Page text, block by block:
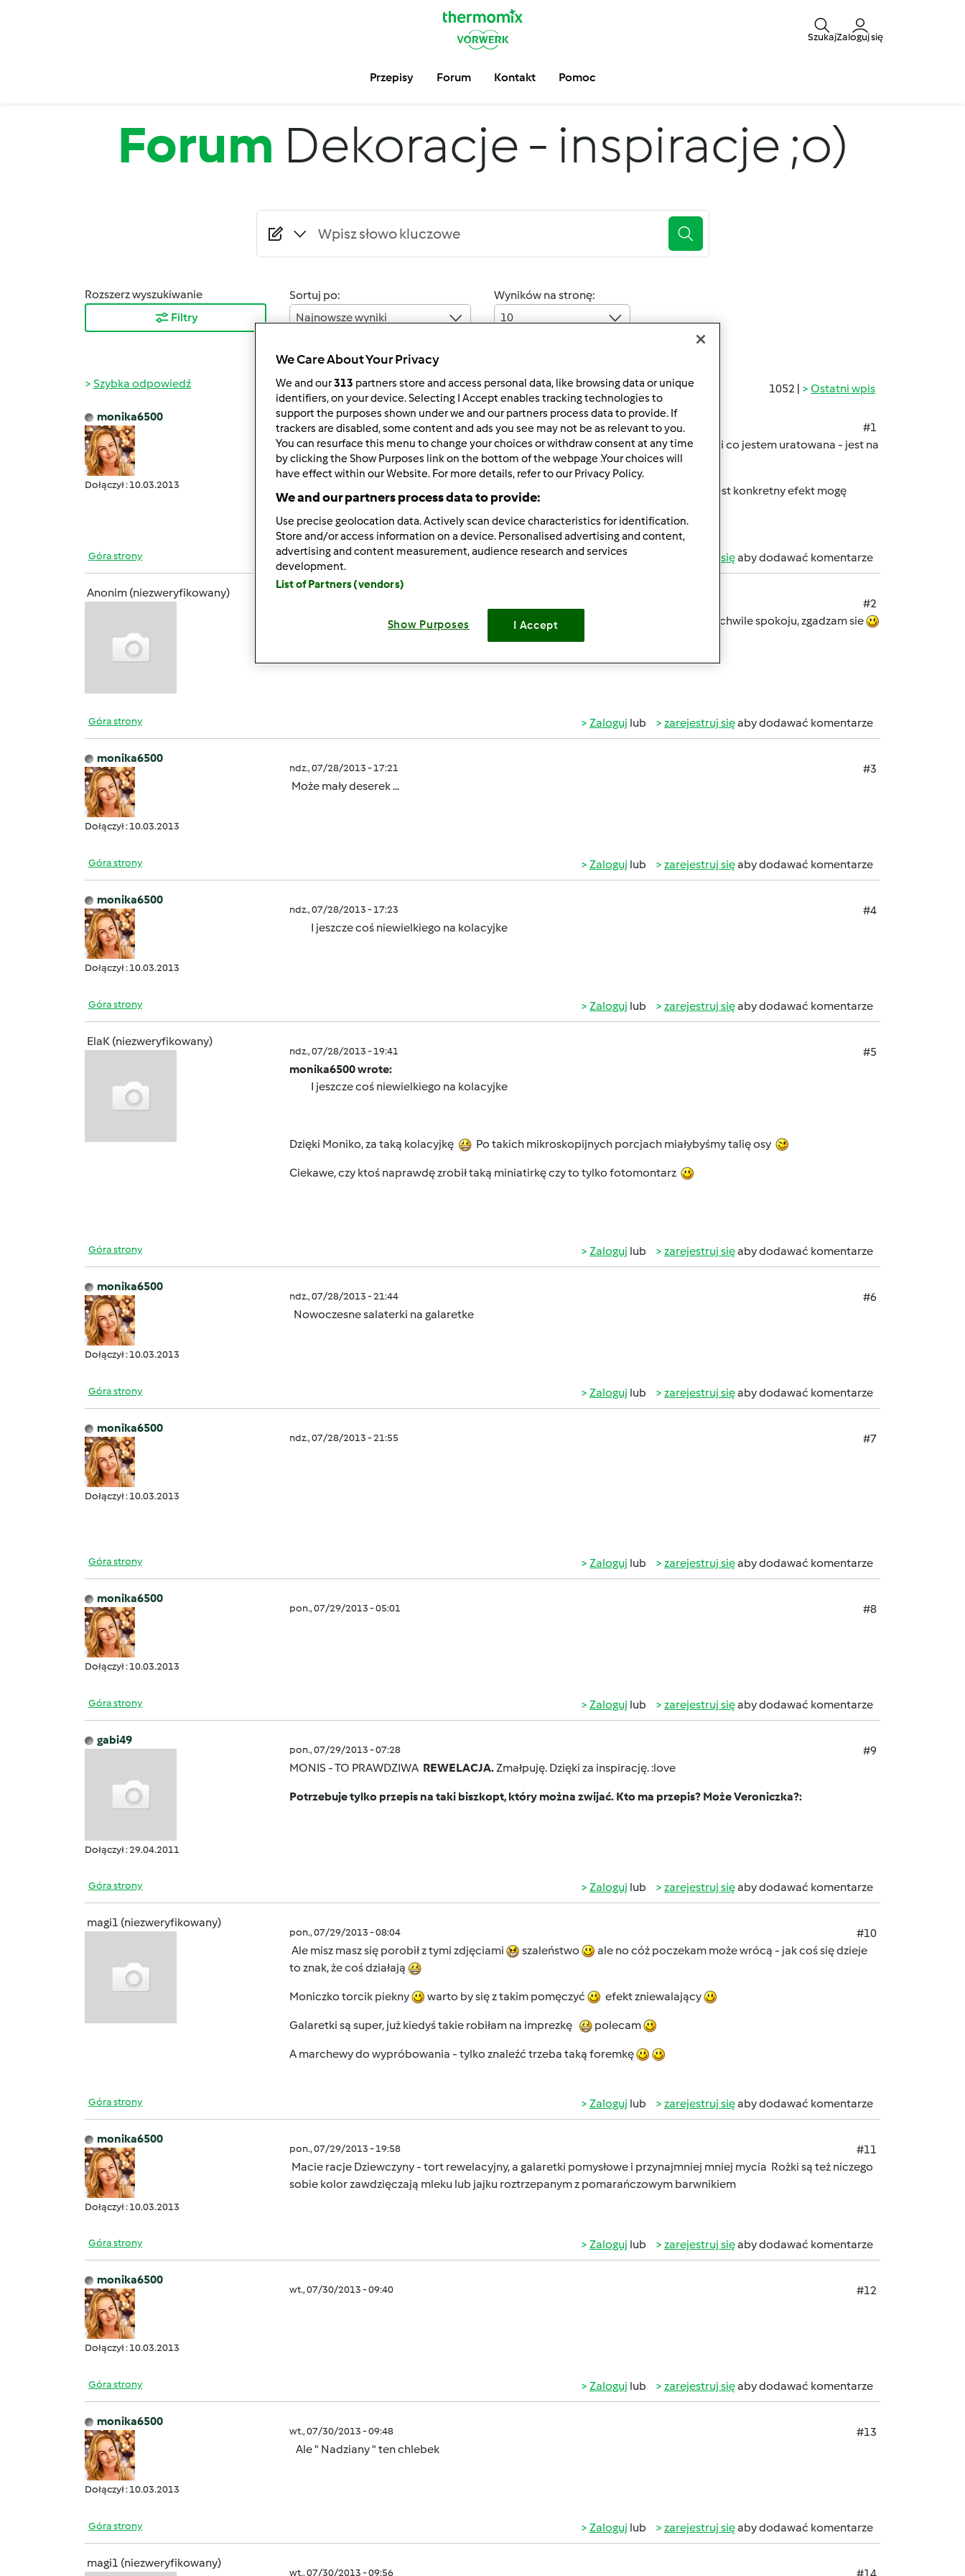
SzukajZaloguj się
Przepisy Forum Kontakt Pomoc
Forum Dekoracje - inspiracje ;o)
Rozszerz wyszukiwanie
Filtry
Sortuj po:
Najnowsze wyniki
Wyników na stronę:
10
1052 | Ostatni wpis
Szybka odpowiedź
monika6500
Dołączył : 10.03.2013
ndz., 07/28/2013 - 08:42
#1
Verciu okazja do zrobienia by się znalazła gdyż mój brat ma dzisiaj urodziny , ale póki co jestem uratowana - jest na
wczasach z żoną i wnuczkiem
Ja to lubie takie rzeczy robić jak jestem sama i nikt nie przeszkadza - dopiero jak jest konkretny efekt mogę
poczęstować
nie lubię kulinarnych wpadek tak samo jak Ty Verciu, zresztą kto lubi
Góra strony Zaloguj zarejestruj sięaby dodawać komentarze
Anonim (niezweryfikowany)
#2
Okazja sie zdarzy, Monis
I polubisz ta "zabawe". Tylko, jak mòwisz, trzeba miec chwile spokoju, zgadzam sie
Jak kreca sie po domu, przeszkadzaja, to nie robota
Góra strony Zaloguj lub zarejestruj sięaby dodawać komentarze
monika6500
Dołączył : 10.03.2013
ndz., 07/28/2013 - 17:21
#3
Może mały deserek ...
Góra strony Zaloguj lub zarejestruj sięaby dodawać komentarze
monika6500
Dołączył : 10.03.2013
ndz., 07/28/2013 - 17:23
#4
I jeszcze coś niewielkiego na kolacyjke
Góra strony Zaloguj lub zarejestruj sięaby dodawać komentarze
ElaK (niezweryfikowany)
ndz., 07/28/2013 - 19:41
#5
monika6500 wrote:
I jeszcze coś niewielkiego na kolacyjke
Dzięki Moniko, za taką kolacyjkę Po takich mikroskopijnych porcjach miałybyśmy talię osy
Ciekawe, czy ktoś naprawdę zrobił taką miniatirkę czy to tylko fotomontarz
Góra strony Zaloguj lub zarejestruj sięaby dodawać komentarze
monika6500
Dołączył : 10.03.2013
ndz., 07/28/2013 - 21:44
#6
Nowoczesne salaterki na galaretke
Góra strony Zaloguj lub zarejestruj sięaby dodawać komentarze
monika6500
Dołączył : 10.03.2013
ndz., 07/28/2013 - 21:55 #7
Góra strony Zaloguj lub zarejestruj sięaby dodawać komentarze
monika6500
Dołączył : 10.03.2013
pon., 07/29/2013 - 05:01 #8
Góra strony Zaloguj lub zarejestruj sięaby dodawać komentarze
gabi49
Dołączył : 29.04.2011
pon., 07/29/2013 - 07:28
#9
MONIS - TO PRAWDZIWA REWELACJA.Zmałpuję. Dzięki za inspirację. :love
Potrzebuje tylko przepis na taki biszkopt, który można zwijać. Kto ma przepis? Może Veroniczka?:
Góra strony Zaloguj lub zarejestruj sięaby dodawać komentarze
magi1 (niezweryfikowany)
pon., 07/29/2013 - 08:04
#10
Ale misz masz się porobił z tymi zdjęciami
szaleństwo
ale no cóż poczekam może wrócą - jak coś się dzieje
to znak, że coś działają
Moniczko torcik piekny warto by się z takim pomęczyć efekt zniewalający
Galaretki są super, już kiedyś takie robiłam na imprezkę polecam
A marchewy do wypróbowania - tylko znaleźć trzeba taką foremkę
Góra strony Zaloguj lub zarejestruj sięaby dodawać komentarze
monika6500
Dołączył : 10.03.2013
pon., 07/29/2013 - 19:58
#11
Macie racje Dziewczyny - tort rewelacyjny, a galaretki pomysłowe i przynajmniej mniej mycia Rożki są też niczego
sobie kolor zawdzięczają mleku lub jajku roztrzepanym z pomarańczowym barwnikiem
Góra strony Zaloguj lub zarejestruj sięaby dodawać komentarze
monika6500
Dołączył : 10.03.2013
wt., 07/30/2013 - 09:40 #12
Góra strony Zaloguj lub zarejestruj sięaby dodawać komentarze
monika6500
Dołączył : 10.03.2013
wt., 07/30/2013 - 09:48
#13
Ale " Nadziany " ten chlebek
Góra strony Zaloguj lub zarejestruj sięaby dodawać komentarze
magi1 (niezweryfikowany)
wt., 07/30/2013 - 09:56
We Care About Your Privacy
We and our313 partners store and access personal data, like browsing data or unique
identifiers, on your device. Selecting I Accept enables tracking technologies to
support the purposes shown under we and our partners process data to provide. If
trackers are disabled, some content and ads you see may not be as relevant to you.
You can resurface this menu to change your choices or withdraw consent at any time
by clicking the Show Purposes link on the bottom of the webpage .Your choices will
have effect within our Website. For more details, refer to our Privacy Policy.
We and our partners process data to provide:
Use precise geolocation data. Actively scan device characteristics for identification.
Store and/or access information on a device. Personalised advertising and content,
advertising and content measurement, audience research and services
development.
List of Partners (vendors)
Show Purposes I Accept